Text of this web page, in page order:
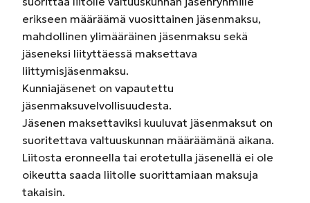
erikseen määräämä vuosittainen jäsenmaksu,
mahdollinen ylimääräinen jäsenmaksu sekä
jäseneksi liityttäessä maksettava
liittymisjäsenmaksu.
Kunniajäsenet on vapautettu
jäsenmaksuvelvollisuudesta.
Jäsenen maksettaviksi kuuluvat jäsenmaksut on
suoritettava valtuuskunnan määräämänä aikana.
Liitosta eronneella tai erotetulla jäsenellä ei ole
oikeutta saada liitolle suorittamiaan maksuja
takaisin.